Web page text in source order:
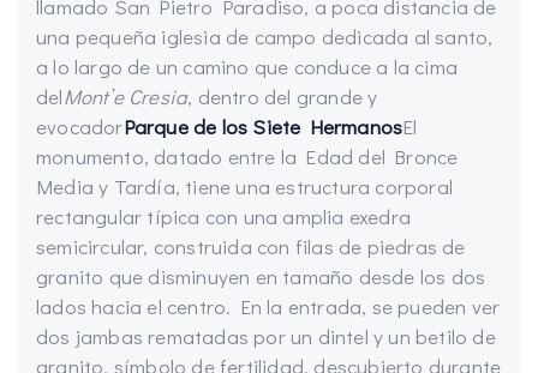
llamado San Pietro Paradiso, a poca distancia de
una pequeña iglesia de campo dedicada al santo,
a lo largo de un camino que conduce a la cima
delMont’e Cresia, dentro del grande y
evocadorParque de los Siete HermanosEl
monumento, datado entre la Edad del Bronce
Media y Tardía, tiene una estructura corporal
rectangular típica con una amplia exedra
semicircular, construida con filas de piedras de
granito que disminuyen en tamaño desde los dos
lados hacia el centro. En la entrada, se pueden ver
dos jambas rematadas por un dintel y un betilo de
granito, símbolo de fertilidad, descubierto durante